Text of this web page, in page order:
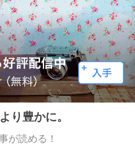
り豊かに。
が読める！